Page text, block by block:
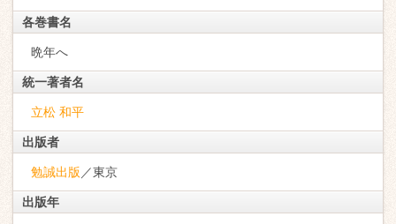
各巻書名
晩年へ
統一著者名
立松 和平
出版者
勉誠出版 ／東京
出版年